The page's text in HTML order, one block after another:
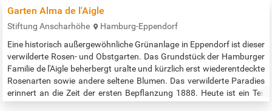
Wasserlichtorgel im Parksee, der Spielplätze, eines Musikpavillons
und der Restaurants.…
Garten Alma de l'Aigle
Stiftung Anscharhöhe
Hamburg-Eppendorf
Eine historisch außergewöhnliche Grünanlage in Eppendorf ist dieser
verwilderte Rosen- und Obstgarten. Das Grundstück der Hamburger
Familie de l'Aigle beherbergt uralte und kürzlich erst wiederentdeckte
Rosenarten sowie andere seltene Blumen. Das verwilderte Paradies
erinnert an die Zeit der ersten Bepflanzung 1888. Heute ist ein Teil